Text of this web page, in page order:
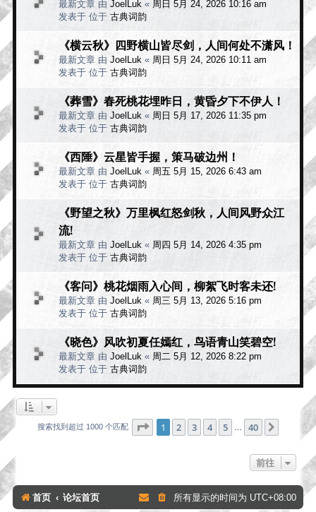
最新文章 由 JoelLuk « 周日 5月 24, 2026 10:16 am
发表于 位于 古典词韵
《横云秋》四野横山皆尽剑，人间何处不潇风！
最新文章 由 JoelLuk « 周日 5月 24, 2026 10:11 am
发表于 位于 古典词韵
《葬雪》春死桃花埋昨日，黄昏夕下不伊人！
最新文章 由 JoelLuk « 周日 5月 17, 2026 11:35 pm
发表于 位于 古典词韵
《西陲》云星皆手握，策马破边州！
最新文章 由 JoelLuk « 周五 5月 15, 2026 6:43 am
发表于 位于 古典词韵
《野望之秋》万里枫红怒剑秋，人间风野众江
流!
最新文章 由 JoelLuk « 周四 5月 14, 2026 4:35 pm
发表于 位于 古典词韵
《客问》桃花烟雨入心间，柳絮飞时客未还!
最新文章 由 JoelLuk « 周三 5月 13, 2026 5:16 pm
发表于 位于 古典词韵
《晓色》风吹初夏任嫣红，鸟语青山笑碧空!
最新文章 由 JoelLuk « 周二 5月 12, 2026 8:22 pm
发表于 位于 古典词韵
搜索找到超过 1000 个匹配 分页：1 40
1 2 3 4 5 40
前往
首页 论坛首页 所有显示的时间为 UTC+08:00